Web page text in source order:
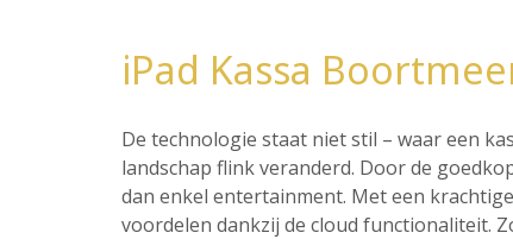
iPad Kassa
De technologie staat niet stil – waar een
landschap flink veranderd. Door de
dan enkel entertainment. Met een
voordelen dankzij de cloud functionaliteit.